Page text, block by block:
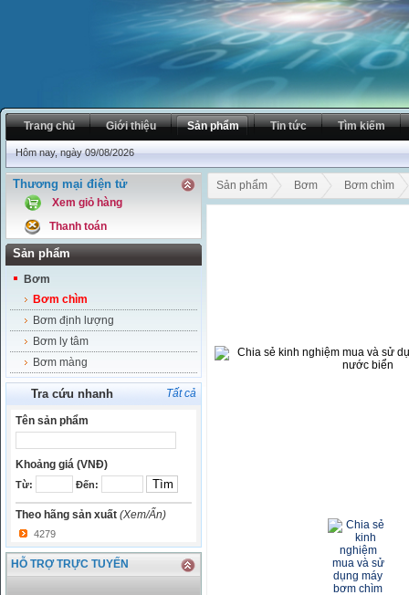
Trang chủ Giới thiệu Sản phẩm Tin tức Tìm kiếm
Hôm nay, ngày 09/08/2026
Thương mại điện tử
Xem giỏ hàng
Thanh toán
Sản phẩm
Bơm
Bơm chìm
Bơm định lượng
Bơm ly tâm
Bơm màng
Tra cứu nhanh Tất cả
Tên sản phẩm
Khoảng giá (VNĐ)
Từ: Đến:
Theo hãng sản xuất (Xem/Ẩn)
4279
HỖ TRỢ TRỰC TUYẾN
Sản phẩm Bơm Bơm chìm